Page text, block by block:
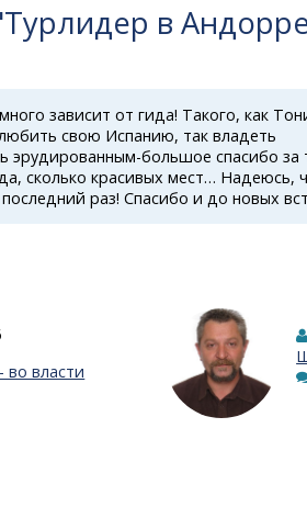
в
зависит от гида! Такого, как
свою Испанию, так владеть
эрудированным-большое спасибо за
сколько красивых мест… Надеюсь,
раз! Спасибо и до новых
власти